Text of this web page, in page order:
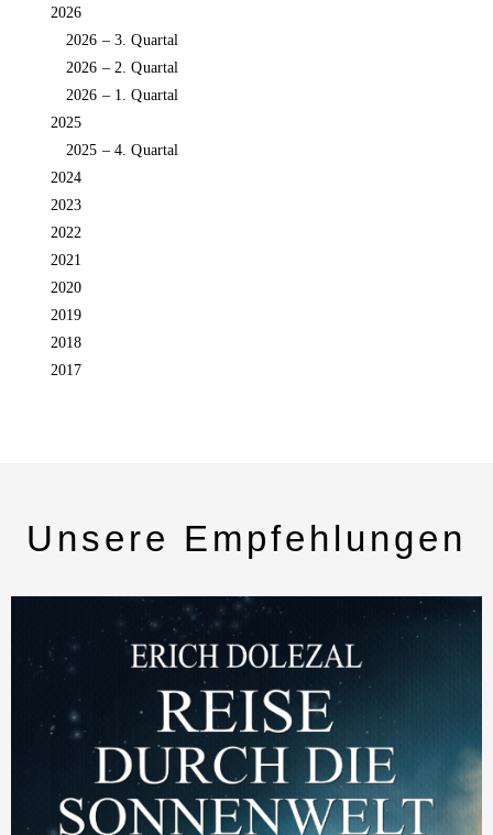
2026
2026 – 3. Quartal
2026 – 2. Quartal
2026 – 1. Quartal
2025
2025 – 4. Quartal
2024
2023
2022
2021
2020
2019
2018
2017
Unsere Empfehlungen